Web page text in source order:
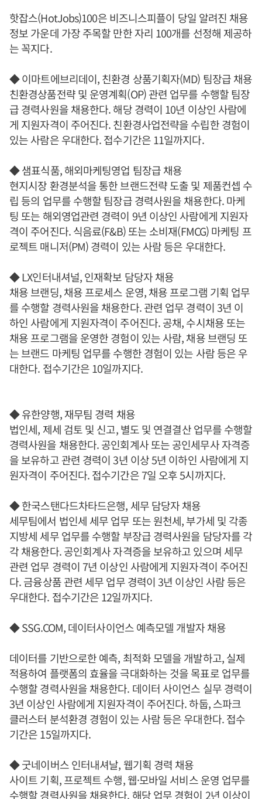
핫잡스(HotJobs)100은 비즈니스피플이 당일 알려진 채용
정보 가운데 가장 주목할 만한 자리 100개를 선정해 제공하
는 꼭지다.
◆ 이마트에브리데이, 친환경 상품기획자(MD) 팀장급 채용
친환경상품전략 및 운영계획(OP) 관련 업무를 수행할 팀장
급 경력사원을 채용한다. 해당 경력이 10년 이상인 사람에
게 지원자격이 주어진다. 친환경사업전략을 수립한 경험이
있는 사람은 우대한다. 접수기간은 11일까지다.
◆ 샘표식품, 해외마케팅영업 팀장급 채용
현지시장 환경분석을 통한 브랜드전략 도출 및 제품컨셉 수
립 등의 업무를 수행할 팀장급 경력사원을 채용한다. 마케
팅 또는 해외영업관련 경력이 9년 이상인 사람에게 지원자
격이 주어진다. 식음료(F&B) 또는 소비재(FMCG) 마케팅 프
로젝트 매니저(PM) 경력이 있는 사람 등은 우대한다.
◆ LX인터내셔널, 인재확보 담당자 채용
채용 브랜딩, 채용 프로세스 운영, 채용 프로그램 기획 업무
를 수행할 경력사원을 채용한다. 관련 업무 경력이 3년 이
하인 사람에게 지원자격이 주어진다. 공채, 수시채용 또는
채용 프로그램을 운영한 경험이 있는 사람, 채용 브랜딩 또
는 브랜드 마케팅 업무를 수행한 경험이 있는 사람 등은 우
대한다. 접수기간은 10일까지다.
◆ 유한양행, 재무팀 경력 채용
법인세, 제세 검토 및 신고, 별도 및 연결결산 업무를 수행할
경력사원을 채용한다. 공인회계사 또는 공인세무사 자격증
을 보유하고 관련 경력이 3년 이상 5년 이하인 사람에게 지
원자격이 주어진다. 접수기간은 7일 오후 5시까지다.
◆ 한국스탠다드차타드은행, 세무 담당자 채용
세무팀에서 법인세 세무 업무 또는 원천세, 부가세 및 각종
지방세 세무 업무를 수행할 부장급 경력사원을 담당자를 각
각 채용한다. 공인회계사 자격증을 보유하고 있으며 세무
관련 업무 경력이 7년 이상인 사람에게 지원자격이 주어진
다. 금융상품 관련 세무 업무 경력이 3년 이상인 사람 등은
우대한다. 접수기간은 12일까지다.
◆ SSG.COM, 데이터사이언스 예측모델 개발자 채용
데이터를 기반으로한 예측, 최적화 모델을 개발하고, 실제
적용하여 플랫폼의 효율을 극대화하는 것을 목표로 업무를
수행할 경력사원을 채용한다. 데이터 사이언스 실무 경력이
3년 이상인 사람에게 지원자격이 주어진다. 하둡, 스파크
클러스터 분석환경 경험이 있는 사람 등은 우대한다. 접수
기간은 15일까지다.
◆ 굿네이버스 인터내셔날, 웹기획 경력 채용
사이트 기획, 프로젝트 수행, 웹·모바일 서비스 운영 업무를
수행할 경력사원을 채용한다. 해당 업무 경험이 2년 이상이